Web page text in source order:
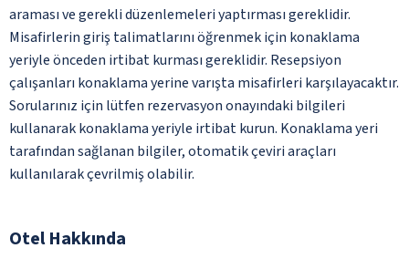
araması ve gerekli düzenlemeleri yaptırması gereklidir.
Misafirlerin giriş talimatlarını öğrenmek için konaklama
yeriyle önceden irtibat kurması gereklidir. Resepsiyon
çalışanları konaklama yerine varışta misafirleri karşılayacaktır.
Sorularınız için lütfen rezervasyon onayındaki bilgileri
kullanarak konaklama yeriyle irtibat kurun. Konaklama yeri
tarafından sağlanan bilgiler, otomatik çeviri araçları
kullanılarak çevrilmiş olabilir.
Otel Hakkında